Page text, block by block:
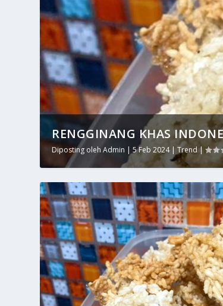
RENGGINANG KHAS
Diposting olehAdmin |5 Feb 2024|Trend|